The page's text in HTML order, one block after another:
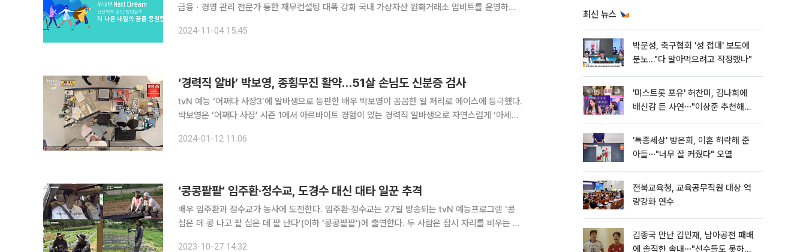
금융ㆍ경영 관리 전문가 통한 재무컨설팅 대폭 강화 국내 가상자산 원화거래소 업비트를 운영하는
2024-11-04 15:45
‘경력직 알바’ 박보영, 종횡무진 활약…51살 손님도 신분증 검사
tvN 예능 ‘어쩌다 사장3’에 알바생으로 등판한 배우 박보영이 꼼꼼한 일 처리로 에이스에 등극했다.
박보영은 ‘어쩌다 사장’ 시즌 1에서 아르바이트 경험이 있는 경력직 알바생으로 자연스럽게 ‘아세아
2024-01-12 11:06
‘콩콩팥팥’ 임주환·정수교, 도경수 대신 대타 일꾼 추격
배우 임주환과 정수교가 농사에 도전한다. 임주환·정수교는 27일 방송되는 tvN 예능프로그램 ‘콩
심은 데 콩 나고 팥 심은 데 팥 난다’(이하 ‘콩콩팥팥’)에 출연한다. 두 사람은 잠시 자리를 비우는 도
2023-10-27 14:32
최신 뉴스
박문성, 축구협회 '성 접대' 보도에
분노…"다 말아먹으려고 작정했나"
'미스트롯 포유' 허찬미, 김나희에
배신감 든 사연⋯"이상준 추천해주
'특종세상' 방은희, 이혼 허락해 준
아들⋯"너무 잘 커줬다" 오열
전북교육청, 교육공무직원 대상 역
량강화 연수
김종국 만난 김민재, 남아공전 패배
에 솔직한 속내⋯"선수들도 못하긴